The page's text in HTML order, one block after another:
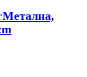
Метална,